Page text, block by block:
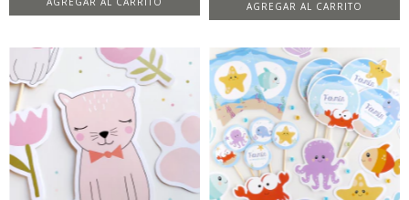
AGREGAR AL CARRITO